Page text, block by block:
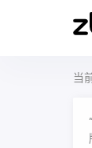
当